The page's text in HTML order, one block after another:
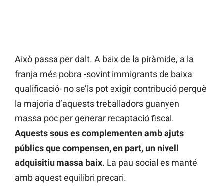
Això passa per dalt. A baix de la piràmide, a la
franja més pobra -sovint immigrants de baixa
qualificació- no se’ls pot exigir contribució perquè
la majoria d’aquests treballadors guanyen
massa poc per generar recaptació fiscal.
Aquests sous es complementen amb ajuts
públics que compensen, en part, un nivell
adquisitiu massa baix. La pau social es manté
amb aquest equilibri precari.